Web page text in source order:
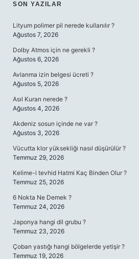
SIDEBAR
SON YAZILAR
Lityum polimer pil nerede kullanılır ?
Ağustos 7, 2026
Dolby Atmos için ne gerekli ?
Ağustos 6, 2026
Avlanma izin belgesi ücreti ?
Ağustos 5, 2026
Asıl Kuran nerede ?
Ağustos 4, 2026
Akdeniz sosun içinde ne var ?
Ağustos 3, 2026
Vücutta klor yüksekliği nasıl düşürülür ?
Temmuz 29, 2026
Kelime-i tevhid Hatmi Kaç Binden Olur ?
Temmuz 25, 2026
6 Nokta Ne Demek ?
Temmuz 24, 2026
Japonya hangi dil grubu ?
Temmuz 23, 2026
Çoban yastığı hangi bölgelerde yetişir ?
Temmuz 19, 2026